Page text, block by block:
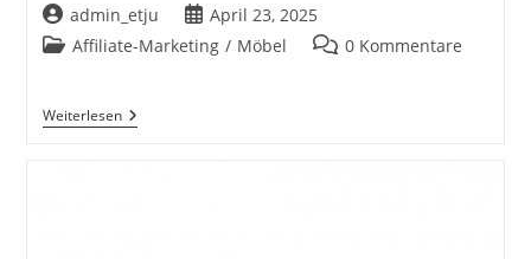
Beitrags-
Autor:
admin_etju
Beitrag
veröffentlicht:
April 23, 2025
Beitrags-
Affiliate-Marketing / Möbel
Beitrags-
0 Kommentare
WeiterlesenSofa
Larchwood